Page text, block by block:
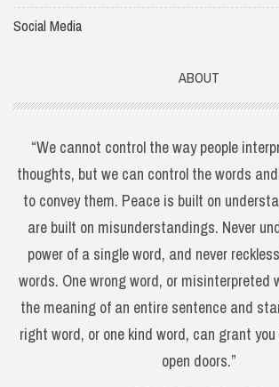
Social Media
ABOUT
“We cannot control the way people
thoughts, but we can control the words
to convey them. Peace is built on
are built on misunderstandings. Never
power of a single word, and never
words. One wrong word, or misinterpreted
the meaning of an entire sentence and
right word, or one kind word, can grant
open doors.”